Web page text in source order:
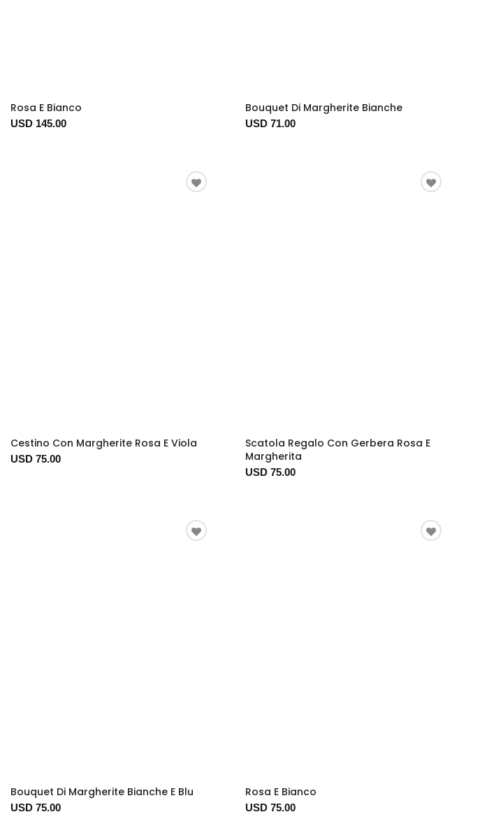
Rosa E Bianco
USD 145.00
Bouquet Di Margherite Bianche
USD 71.00
Cestino Con Margherite Rosa E Viola
USD 75.00
Scatola Regalo Con Gerbera Rosa E
Margherita
USD 75.00
Bouquet Di Margherite Bianche E Blu
USD 75.00
Rosa E Bianco
USD 75.00